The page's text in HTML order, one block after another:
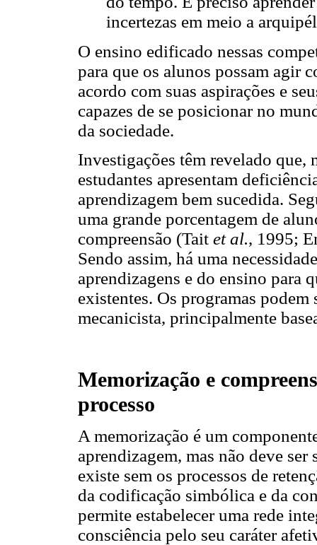
incertezas em meio a
O ensino edificado nessas
para que os alunos possam agir
acordo com suas aspirações e
capazes de se posicionar no
da sociedade.
Investigações têm revelado que,
estudantes apresentam
aprendizagem bem sucedida.
uma grande porcentagem de
compreensão (Tait et al., 1995;
Sendo assim, há uma
aprendizagens e do ensino para
existentes. Os programas
mecanicista, principalmente
Memorização e
processo
A memorização é um
aprendizagem, mas não deve
existe sem os processos de
da codificação simbólica e da
permite estabelecer uma rede
consciência pelo seu caráter